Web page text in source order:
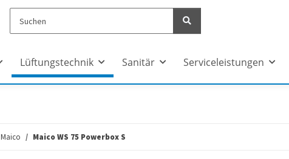
Lüftungstechnik Sanitär Serviceleistungen
Maico Maico WS 75 Powerbox S